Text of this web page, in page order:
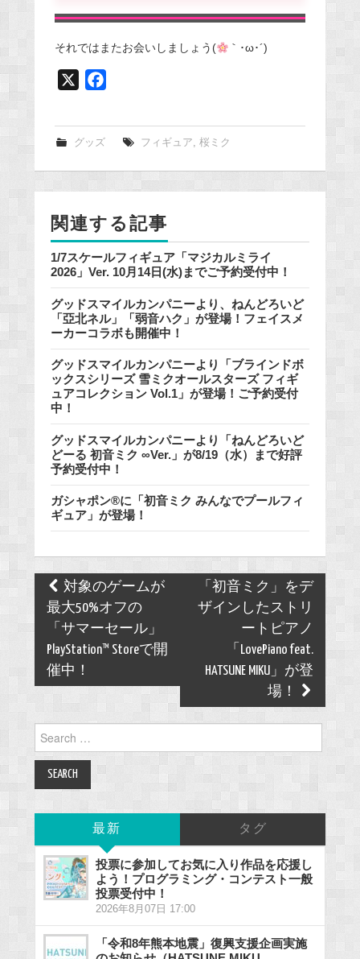
それではまたお会いしましょう ( ｀･ω･´)
k
グッズ フィギュア, 桜ミク
関連する記事
1/7スケールフィギュア「マジカルミライ
2026」Ver. 10月14日(水)までご予約受付中！
グッドスマイルカンパニーより、ねんどろいど
「亞北ネル」「弱音ハク」が登場！フェイスメ
ーカーコラボも開催中！
グッドスマイルカンパニーより「ブラインドボ
ックスシリーズ 雪ミクオールスターズ フィギ
ュアコレクション Vol.1」が登場！ご予約受付
中！
グッドスマイルカンパニーより「ねんどろいど
どーる 初音ミク ∞Ver.」が8/19（水）まで好評
予約受付中！
ガシャポン®に「初音ミク みんなでプールフィ
ギュア」が登場！
Post
navigation
対象のゲームが
最大50%オフの
「サマーセール」
PlayStation™ Storeで開
催中！
「初音ミク」をデ
ザインしたストリ
ートピアノ
「LovePiano feat.
HATSUNE MIKU」が登
場！
for:
最新 タグ
投票に参加してお気に入り作品を応援し
よう！プログラミング・コンテスト一般
投票受付中！
2026年8月07日 17:00
「令和8年熊本地震」復興支援企画実施